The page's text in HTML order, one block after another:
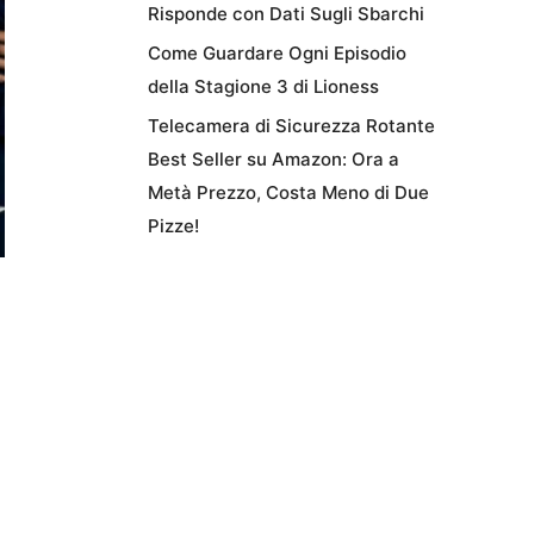
Risponde con Dati Sugli Sbarchi
Come Guardare Ogni Episodio
della Stagione 3 di Lioness
Telecamera di Sicurezza Rotante
Best Seller su Amazon: Ora a
Metà Prezzo, Costa Meno di Due
Pizze!